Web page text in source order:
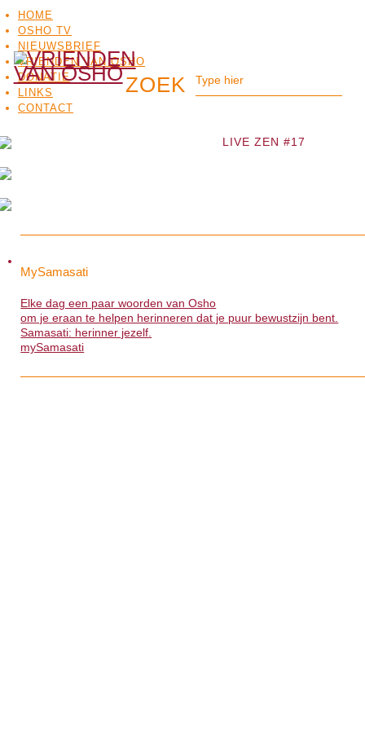
HOME
OSHO TV
NIEUWSBRIEF
VRIENDEN VAN OSHO
DONATIE
LINKS
CONTACT
OSHO
TV
LIVE ZEN #17
MySamasati
Elke dag een paar woorden van Osho
om je eraan te helpen herinneren dat je puur bewustzijn bent.
Samasati: herinner jezelf.
mySamasati
MySamasati
Elke dag een paar woorden van Osho
om je eraan te helpen herinneren dat je puur bewustzijn bent.
Samasati: herinner jezelf.
>>>mySamasati